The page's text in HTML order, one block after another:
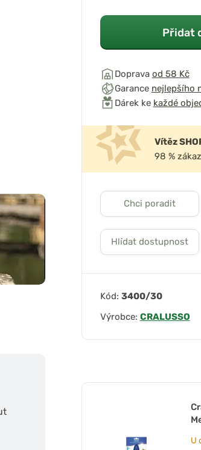
Přidat
Doprava od 58 Kč
Garance nejlepšího
Dárek ke každé
Vítěz
98 %
Chci poradit
Hlídat dostupnost
Kód: 3400/30
Výrobce: CRALUSSO
U